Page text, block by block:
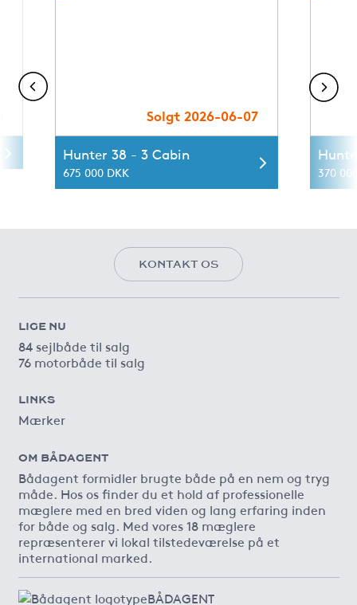
Solgt 2026-06-07
Hunter 38 - 3 Cabin
675 000 DKK 370
KONTAKT OS
LIGE NU
84 sejlbåde til salg
76 motorbåde til salg
LINKS
Mærker
OM BÅDAGENT
Bådagent formidler brugte både på en nem og tryg
måde. Hos os finder du et hold af professionelle
mæglere med en bred viden og lang erfaring inden
for både og salg. Med vores 18 mæglere
repræsenterer vi lokal tilstedeværelse på et
international marked.
BÅDAGENT